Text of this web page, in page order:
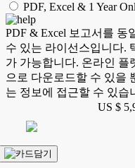
PDF, Excel & 1 Year
PDF & Excel 보고서를 동
수 있는 라이선스입니다.
가 가능합니다. 온라인 플
으로 다운로드할 수 있을
는 정보에 접근할 수 있습
US $